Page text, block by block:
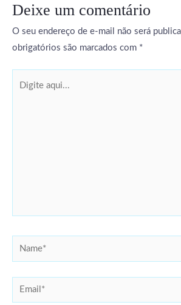
Deixe um comentário
O seu endereço de e-mail não será
obrigatórios são marcados com *
Name*
Email*